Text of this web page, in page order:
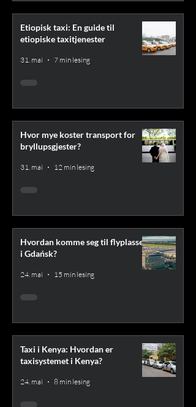
Etiopisk taxi: En guide til
etiopiske taxitjenester
31. mai 7 min lesing
Hvor mye koster transport for
bryllupsgjester?
31. mai 12 min lesing
Hvordan komme seg til flyplassen
i Gdańsk?
24. mai 15 min lesing
Taxi i Kenya: Hvordan er
taxisystemet i Kenya?
24. mai 8 min lesing